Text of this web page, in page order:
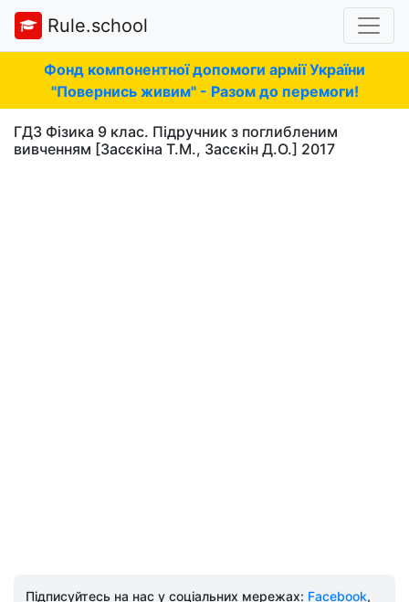
Rule.school
Фонд компонентної допомоги армії України
"Повернись живим" - Разом до перемоги!
ГДЗ Фізика 9 клас. Підручник з поглибленим
вивченням [Засєкіна Т.М., Засєкін Д.О.] 2017
Підписуйтесь на нас у соціальних мережах: Facebook,